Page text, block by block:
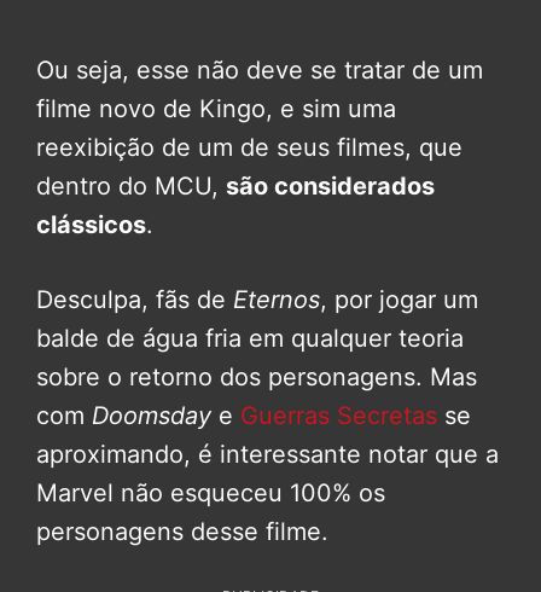
Ou seja, esse não deve se tratar de um
filme novo de Kingo, e sim uma
reexibição de um de seus filmes, que
dentro do MCU, são considerados
clássicos.
Desculpa, fãs de Eternos, por jogar um
balde de água fria em qualquer teoria
sobre o retorno dos personagens. Mas
com Doomsday e Guerras Secretas se
aproximando, é interessante notar que a
Marvel não esqueceu 100% os
personagens desse filme.